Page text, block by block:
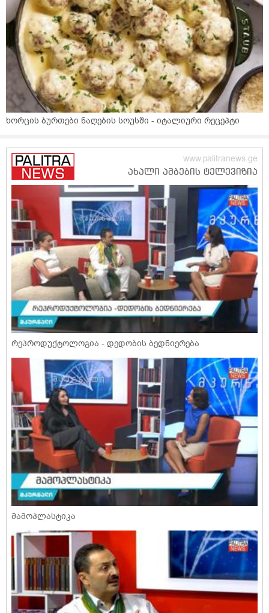
ხორცის ბურთები ნაღების სოუსში - იტალიური რეცეპტი
რეპროდუქტოლოგია - დედობის ბედნიერება
მამოპლასტიკა